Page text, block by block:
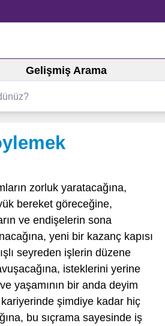
Gelişmiş Arama
zorluk yaratacağına,
bereket göreceğine,
ve endişelerin sona
yeni bir kazanç kapısı
seyreden işlerin düzene
isteklerini yerine
yaşamının bir anda deyim
şimdiye kadar hiç
bu sıçrama sayesinde iş